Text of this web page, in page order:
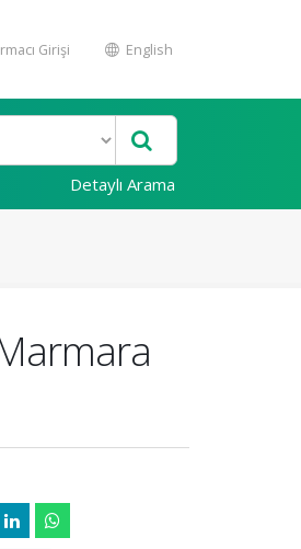
Girişi English
Detaylı Arama